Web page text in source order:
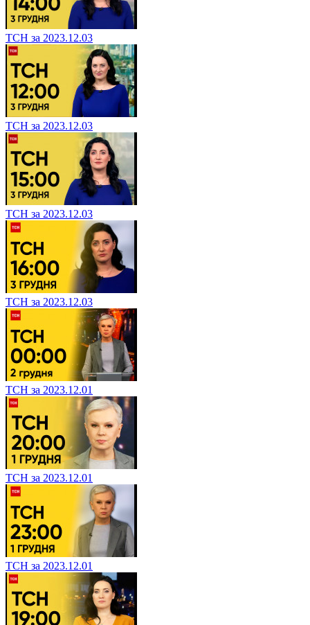
ТСН за 2023.12.03
ТСН за 2023.12.03
ТСН за 2023.12.03
ТСН за 2023.12.03
ТСН за 2023.12.01
ТСН за 2023.12.01
ТСН за 2023.12.01